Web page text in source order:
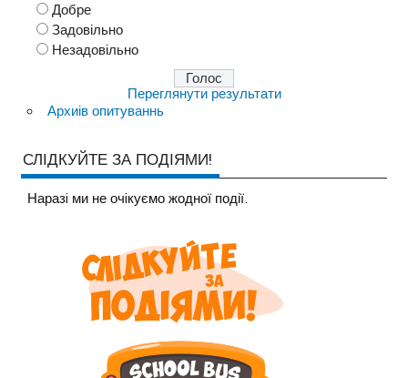
Добре
Задовільно
Незадовільно
Переглянути результати
Архиів опитуваннь
СЛІДКУЙТЕ ЗА ПОДІЯМИ!
Наразi ми не очiкуємо жодної події.